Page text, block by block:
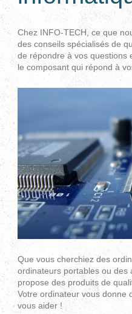
Chez INFO-TECH, ce que
des conseils spécialisés de
de répondre à vos questions
le composant qui répond à
Que vous cherchiez des
ordinateurs portables ou des
propose des produits de
Votre ordinateur vous donne
vous aider !